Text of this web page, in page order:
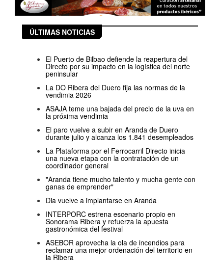
ÚLTIMAS NOTICIAS
El Puerto de Bilbao defiende la reapertura del
Directo por su impacto en la logística del norte
peninsular
La DO Ribera del Duero fija las normas de la
vendimia 2026
ASAJA teme una bajada del precio de la uva en
la próxima vendimia
El paro vuelve a subir en Aranda de Duero
durante julio y alcanza los 1.841 desempleados
La Plataforma por el Ferrocarril Directo inicia
una nueva etapa con la contratación de un
coordinador general
"Aranda tiene mucho talento y mucha gente con
ganas de emprender"
Dia vuelve a implantarse en Aranda
INTERPORC estrena escenario propio en
Sonorama Ribera y refuerza la apuesta
gastronómica del festival
ASEBOR aprovecha la ola de incendios para
reclamar una mejor ordenación del territorio en
la Ribera